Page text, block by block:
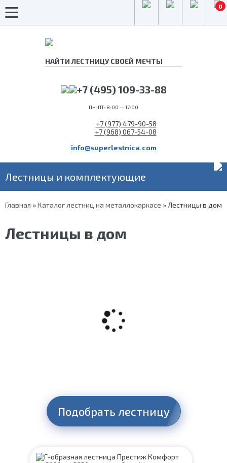
0
+7 (495) 109-33-88
ПН-ПТ: 8:00 — 17:00
+7 (977) 479-90-58
+7 (968) 067-54-08
info@superlestnica.com
Лестницы и комплектующие
Главная »Каталог лестниц на металлокаркасе »Лестницы в дом
Лестницы в дом
Подобрать лестницу